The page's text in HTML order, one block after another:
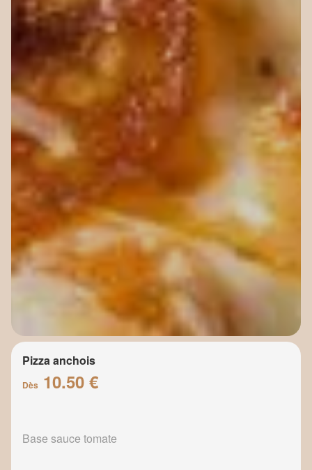
Pizza anchois
Dès 10.50 €
Base sauce tomate